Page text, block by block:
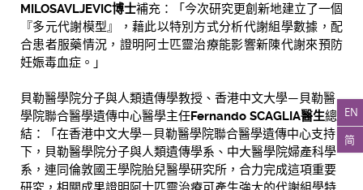
EN
简
MILOSAVLJEVIC博士補充：「今次研究更創新地建立了一個
『多元代謝模型』，藉此以特別方式分析代謝組學數據，配
合患者服藥情況，證明阿士匹靈治療能影響新陳代謝來預防
妊娠毒血症。」
貝勒醫學院分子與人類遺傳學教授、香港中文大學—貝勒醫
學院聯合醫學遺傳中心醫學主任Fernando SCAGLIA醫生總
結：「在香港中文大學—貝勒醫學院聯合醫學遺傳中心支持
下，貝勒醫學院分子與人類遺傳學系、中大醫學院婦產科學
系，連同倫敦國王學院胎兒醫學研究所，合力完成這項重要